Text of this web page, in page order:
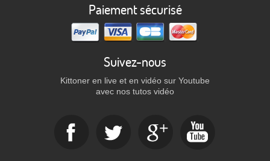
Paiement sécurisé
Suivez-nous
Kittoner en live et en vidéo sur Youtube
avec nos tutos vidéo